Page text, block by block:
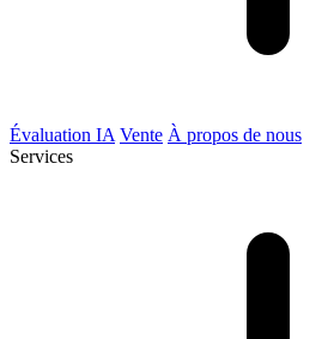
Évaluation IA Vente À propos de nous
Services